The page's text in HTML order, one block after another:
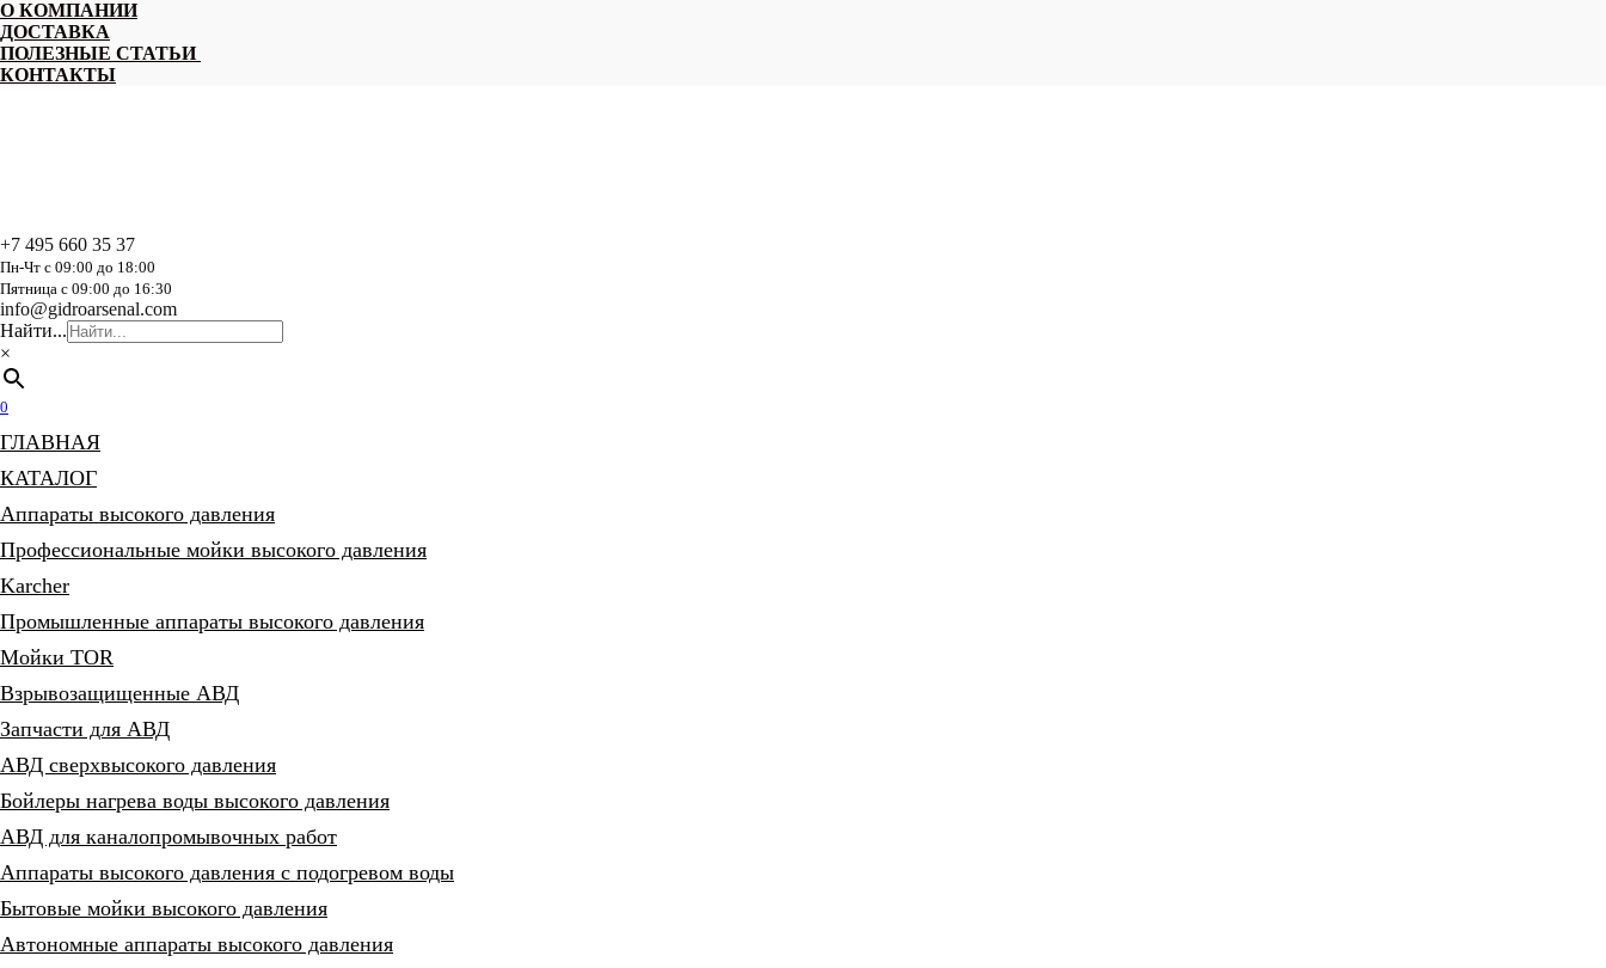
Перейти
к
содержанию
О КОМПАНИИ
ДОСТАВКА
ПОЛЕЗНЫЕ СТАТЬИ
КОНТАКТЫ
+7 495 660 35 37
Пн-Чт с 09:00 до 18:00
Пятница с 09:00 до 16:30
info@gidroarsenal.com
Найти...
×
0
ГЛАВНАЯ
КАТАЛОГ
Аппараты высокого давления
Профессиональные мойки высокого давления
Karcher
Промышленные аппараты высокого давления
Мойки TOR
Взрывозащищенные АВД
Запчасти для АВД
АВД сверхвысокого давления
Бойлеры нагрева воды высокого давления
АВД для каналопромывочных работ
Аппараты высокого давления с подогревом воды
Бытовые мойки высокого давления
Автономные аппараты высокого давления